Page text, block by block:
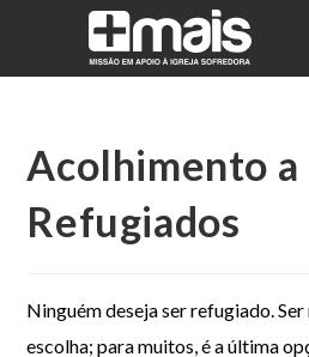
Acolhimento a
Refugiados
Ninguém deseja ser refugiado.
escolha; para muitos, é a última